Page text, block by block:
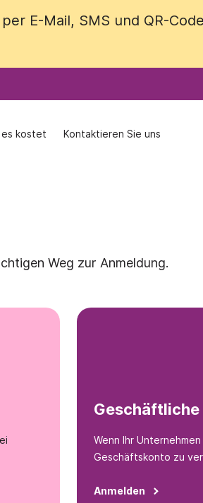
E-Mail, SMS und QR-
es kostet Kontaktieren Sie uns
E-Mail, SMS und QR-
es kostet Kontaktieren Sie uns
Weg zur Anmeldung.
Geschäftliche
Wenn Ihr
Geschäftskonto zu
Anmelden